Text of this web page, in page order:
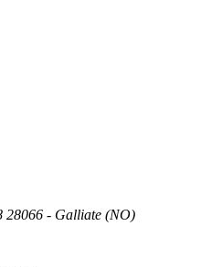
28066 - Galliate (NO)